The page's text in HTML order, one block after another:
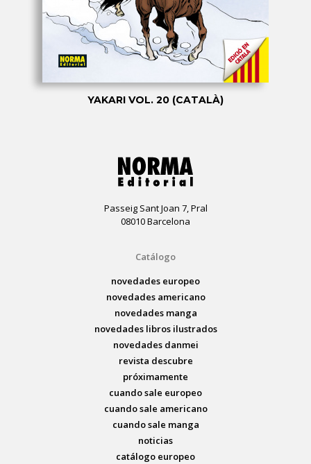
YAKARI VOL. 20 (CATALÀ)
Passeig Sant Joan 7, Pral
08010 Barcelona
Catálogo
novedades europeo
novedades americano
novedades manga
novedades libros ilustrados
novedades danmei
revista descubre
próximamente
cuando sale europeo
cuando sale americano
cuando sale manga
noticias
catálogo europeo